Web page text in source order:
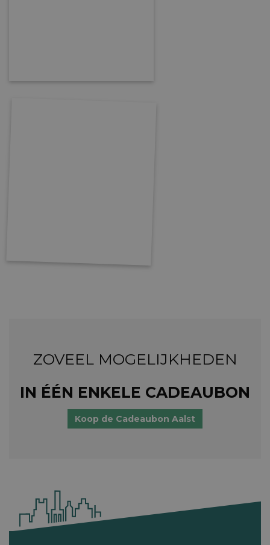
ZOVEEL MOGELIJKHEDEN
IN ÉÉN ENKELE CADEAUBON
Koop de Cadeaubon Aalst